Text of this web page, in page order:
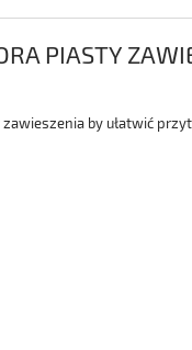
PIASTY
by ułatwić